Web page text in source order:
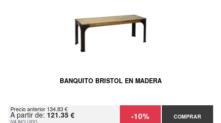
BANQUITO BRISTOL EN MADERA
Precio anterior 134.83 €
A partir de: 121.35 €
IVA INCLUIDO -10% COMPRAR